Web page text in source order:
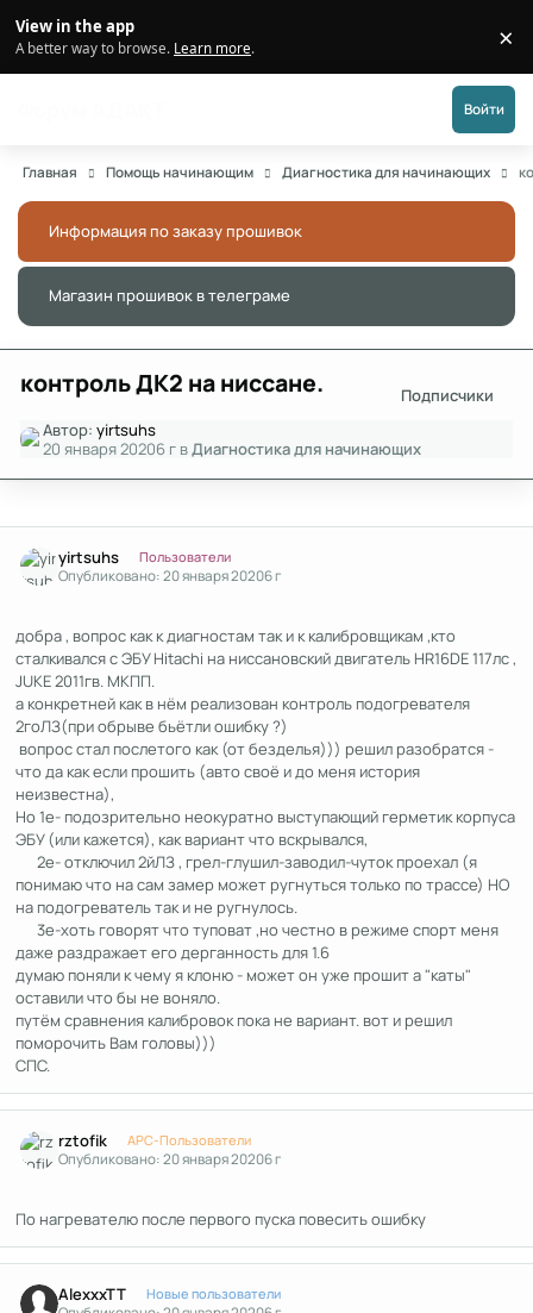
View in the app
A better way to browse. Learn more. ×
Войти
Главная Помощь начинающим Диагностика для начинающих
Информация по заказу прошивок
Магазин прошивок в телеграме
контроль ДК2 на ниссане.
Подписчики
Автор:yirtsuhs
20 января 20206 г вДиагностика для начинающих
yirtsuhs Пользователи
Опубликовано:20 января 20206 г
добра , вопрос как к диагностам так и к калибровщикам ,кто
сталкивался с ЭБУ Hitachi на ниссановский двигатель HR16DE 117лс ,
JUKE 2011гв. МКПП.
а конкретней как в нём реализован контроль подогревателя
2гоЛЗ(при обрыве бьётли ошибку ?)
вопрос стал послетого как (от безделья))) решил разобратся -
что да как если прошить (авто своё и до меня история
неизвестна),
Но 1е- подозрительно неокуратно выступающий герметик корпуса
ЭБУ (или кажется), как вариант что вскрывался,
2е- отключил 2йЛЗ , грел-глушил-заводил-чуток проехал (я
понимаю что на сам замер может ругнуться только по трассе) НО
на подогреватель так и не ругнулось.
3е-хоть говорят что туповат ,но честно в режиме спорт меня
даже раздражает его дерганность для 1.6
думаю поняли к чему я клоню - может он уже прошит а "каты"
оставили что бы не воняло.
путём сравнения калибровок пока не вариант. вот и решил
поморочить Вам головы)))
СПС.
rztofik APC-Пользователи
Опубликовано:20 января 20206 г
По нагревателю после первого пуска повесить ошибку
AlexxxTT Новые пользователи